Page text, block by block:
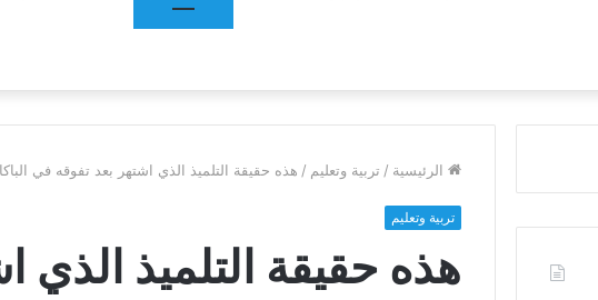
الرئيسية / تربية وتعليم / هذه حقيقة التلميذ الذي اشتهر بعد تفوقه في
تربية وتعليم
هذه حقيقة التلميذ الذي